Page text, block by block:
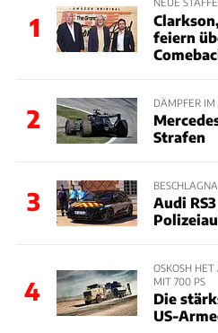
1
feiern
2
DÄMPFER
Strafen
3
Audi
4
OSKOSH HET
MIT 700 PS
Die
US-